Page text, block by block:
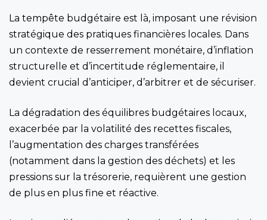
La tempête budgétaire est là, imposant une révision
stratégique des pratiques financières locales. Dans
un contexte de resserrement monétaire, d’inflation
structurelle et d’incertitude réglementaire, il
devient crucial d’anticiper, d’arbitrer et de sécuriser.
La dégradation des équilibres budgétaires locaux,
exacerbée par la volatilité des recettes fiscales,
l’augmentation des charges transférées
(notamment dans la gestion des déchets) et les
pressions sur la trésorerie, requièrent une gestion
de plus en plus fine et réactive.